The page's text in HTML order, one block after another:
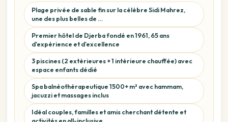
Plage privée de sable fin sur la célèbre Sidi Mahrez,
une des plus belles de …
Premier hôtel de Djerba fondé en 1961, 65 ans
d'expérience et d'excellence
3 piscines (2 extérieures + 1 intérieure chauffée) avec
espace enfants dédié
Spa balnéothérapeutique 1500+ m² avec hammam,
jacuzzi et massages inclus
Idéal couples, familles et amis cherchant détente et